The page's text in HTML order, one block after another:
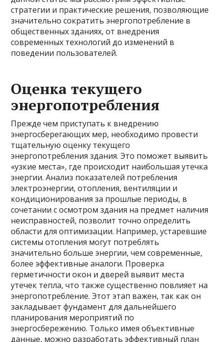
стратегии и практические решения, позволяющие
значительно сократить энергопотребление в
общественных зданиях, от внедрения
современных технологий до изменений в
поведении пользователей.
Оценка текущего
энергопотребления
Прежде чем приступать к внедрению
энергосберегающих мер, необходимо провести
тщательную оценку текущего
энергопотребления здания. Это поможет выявить
«узкие места», где происходит наибольшая утечка
энергии. Анализ показателей потребления
электроэнергии, отопления, вентиляции и
кондиционирования за прошлые периоды, в
сочетании с осмотром здания на предмет наличия
неисправностей, позволит точно определить
области для оптимизации. Например, устаревшие
системы отопления могут потреблять
значительно больше энергии, чем современные,
более эффективные аналоги. Проверка
герметичности окон и дверей выявит места
утечек тепла, что также существенно повлияет на
энергопотребление. Этот этап важен, так как он
закладывает фундамент для дальнейшего
планирования мероприятий по
энергосбережению. Только имея объективные
данные, можно разработать эффективный план